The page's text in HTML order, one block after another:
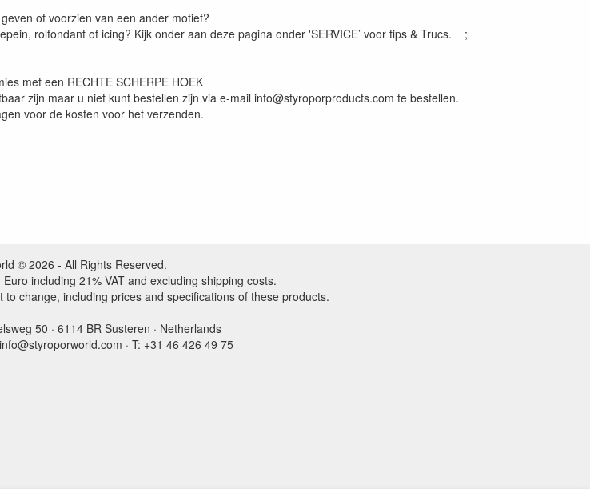
of voorzien van een ander motief?
rolfondant of icing? Kijk onder aan deze pagina onder 'SERVICE’ voor tips & Trucs. ;
met een RECHTE SCHERPE HOEK
zijn maar u niet kunt bestellen zijn via e-mail info@styroporproducts.com te bestellen.
voor de kosten voor het verzenden.
© 2026 - All Rights Reserved.
including 21% VAT and excluding shipping costs.
change, including prices and specifications of these products.
50 · 6114 BR Susteren · Netherlands
· T: +31 46 426 49 75